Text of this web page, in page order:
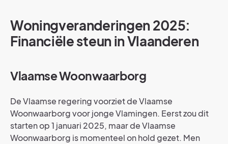
Woningveranderingen 2025:
Financiële steun in Vlaanderen
Vlaamse Woonwaarborg
De Vlaamse regering voorziet de Vlaamse
Woonwaarborg voor jonge Vlamingen. Eerst zou dit
starten op 1 januari 2025, maar de Vlaamse
Woonwaarborg is momenteel on hold gezet. Men